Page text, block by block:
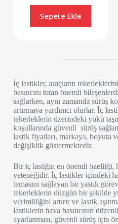
Sepete Ekle
İç lastikler, araçların
basıncını tutan önemli
sağlarken, aynı zamanda sürüş
artırmaya yardımcı olurlar. İç
tekerleklerin üzerindeki yükü
koşullarında güvenli sürüş
lastik fiyatları, markaya, boyuta
değişiklik göstermektedir.
Bir iç lastiğin en önemli özelliği,
yeteneğidir. İç lastikler içindeki
temasını sağlayan bir yastık
tekerleklerin düzgün bir şekilde
verimliliğini artırır ve lastik
lastiklerin hava basıncının
ayarlanması, güvenli sürüş için